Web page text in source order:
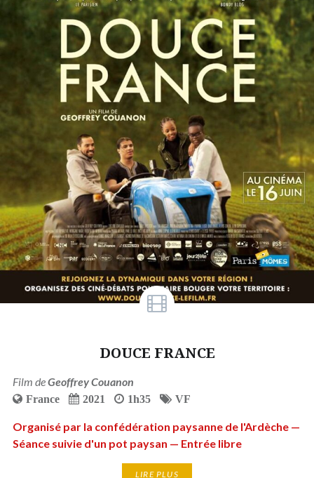
DOUCE FRANCE
Film deGeoffrey Couanon
France 2021 1h35 VF
Organisé par la confédération paysanne de l'Ardèche —
Séance suivie d'un pot paysan — Entrée libre
LIRE PLUS